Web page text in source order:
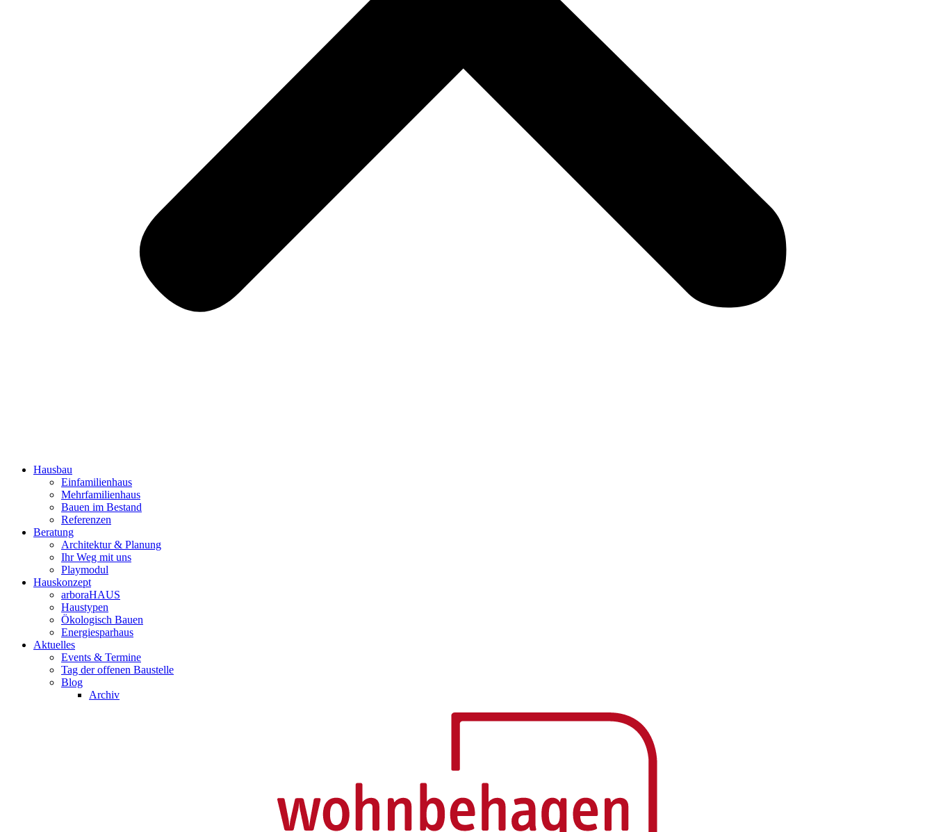
Hausbau
Einfamilienhaus
Mehrfamilienhaus
Bauen im Bestand
Referenzen
Beratung
Architektur & Planung
Ihr Weg mit uns
Playmodul
Hauskonzept
arboraHAUS
Haustypen
Ökologisch Bauen
Energiesparhaus
Aktuelles
Events & Termine
Tag der offenen Baustelle
Blog
Archiv